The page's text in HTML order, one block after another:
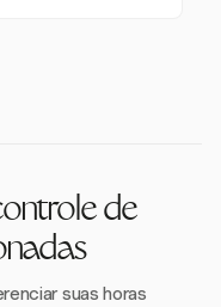
de
suas horas